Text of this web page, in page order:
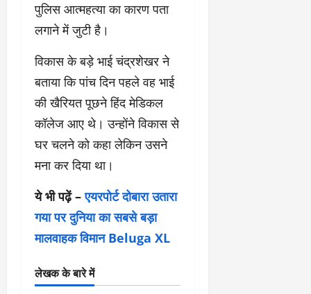
पुलिस आत्महत्या का कारण पता
लगाने में जुटी है।
विकास के बड़े भाई चंद्रशेखर ने
बताया कि पांच दिन पहले वह भाई
की खैरियत पूछने हिंद मेडिकल
कॉलेज आए थे। उन्होंने विकास से
घर चलने को कहा लेकिन उसने
मना कर दिया था।
ये भी पढ़ें –एयरपोर्ट दोबारा उतारा
गया पर दुनिया का सबसे बड़ा
मालवाहक विमान Beluga XL
लेखक के बारे में